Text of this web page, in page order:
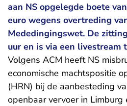
aan NS opgelegde boete
euro wegens overtreding
Mededingingswet. De
uur en is via een livestream
Volgens ACM heeft NS
economische machtspositie
(HRN) bij de aanbesteding
openbaar vervoer in Limburg